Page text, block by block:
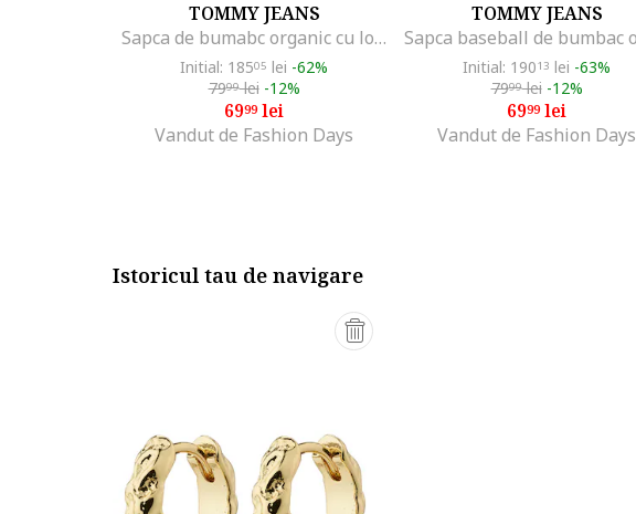
TOMMY JEANS
Sapca de bumabc organic cu logo, Albastru azur
Initial: 18505 lei -62%
7999lei -12%
6999lei
Vandut de Fashion Days
TOMMY JEANS
Initial: 19013 lei -63%
7999lei -12%
6999lei
Vandut de Fashion Days
Istoricul tau de navigare